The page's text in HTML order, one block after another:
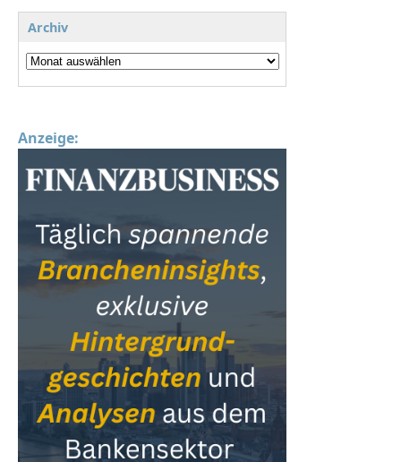
Archiv
Anzeige: